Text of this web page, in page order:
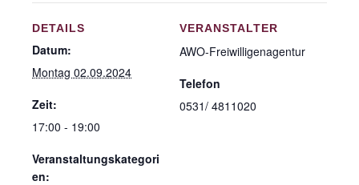
DETAILS
Datum:
Montag 02.09.2024
Zeit:
17:00 - 19:00
Veranstaltungskategori
en:
VERANSTALTER
AWO-Freiwilligenagentur
Telefon
0531/ 4811020